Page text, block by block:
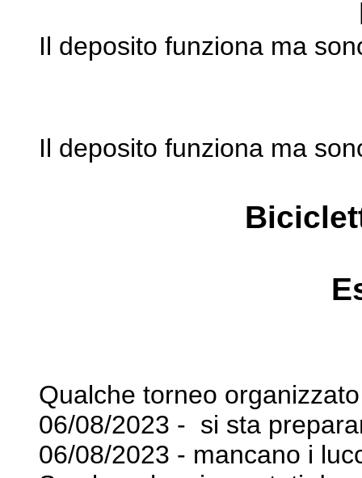
Il deposito funziona ma
Il deposito funziona ma
Qualche torneo
06/08/2023 - si sta
06/08/2023 - mancano i